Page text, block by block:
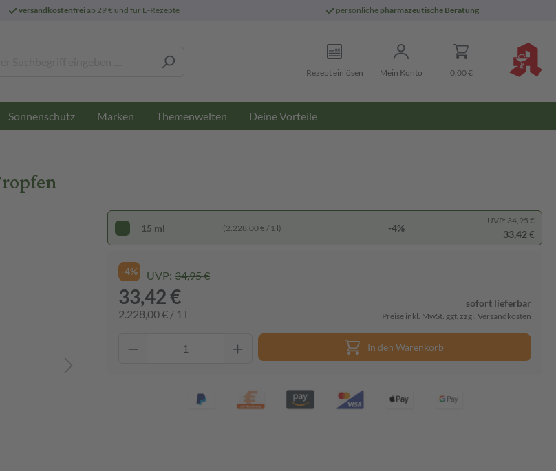
versandkostenfreiab 29 € und für E-Rezepte persönliche pharmazeutische Beratung
Rezept einlösen Mein Konto 0,00 €
Sonnenschutz Marken Themenwelten Deine Vorteile
15 ml (2.228,00 € / 1 l) -4%
UVP: 34,95 €
33,42 €
-4% UVP: 34,95 €
33,42 €
2.228,00 € / 1 l
sofort lieferbar
Preise inkl. MwSt. ggf. zzgl. Versandkosten
In den Warenkorb